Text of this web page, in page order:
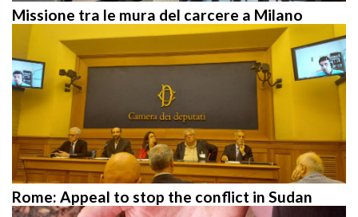
Missione tra le mura del carcere a Milano
Rome: Appeal to stop the conflict in Sudan